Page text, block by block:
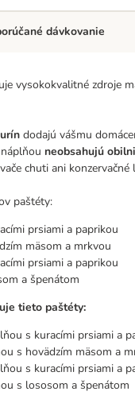
vysokokvalitné zdroje
dodajú vášmu
neobsahujú
chuti ani konzervačné
paštéty:
prsiami a paprikou
mäsom a mrkvou
prsiami a paprikou
a špenátom
tieto paštéty:
s kuracími prsiami a
s hovädzím mäsom a
s kuracími prsiami a
s lososom a špenátom
dávkovanie